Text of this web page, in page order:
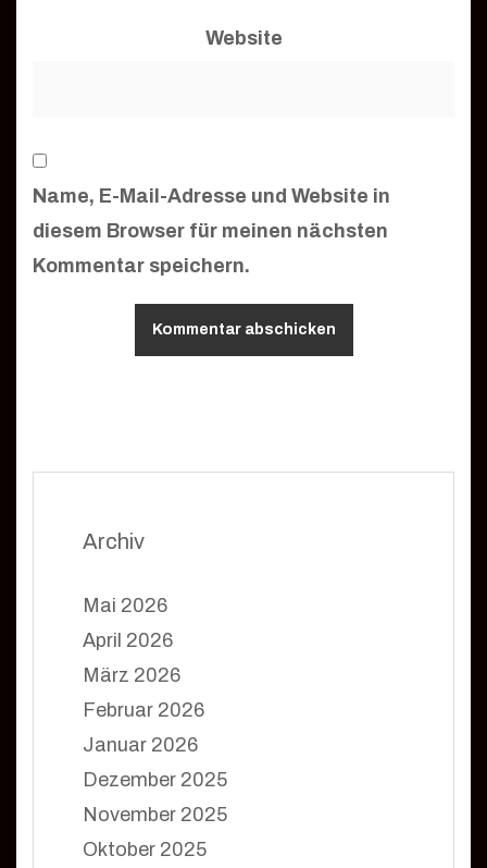
Website
Name, E-Mail-Adresse und Website in
diesem Browser für meinen nächsten
Kommentar speichern.
Archiv
Mai 2026
April 2026
März 2026
Februar 2026
Januar 2026
Dezember 2025
November 2025
Oktober 2025